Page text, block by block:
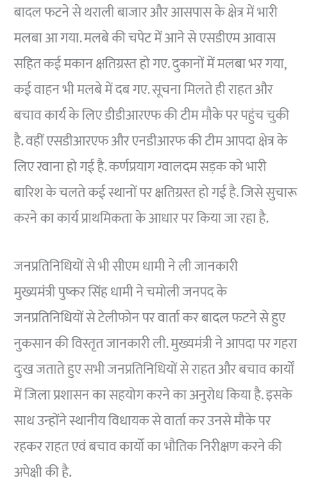
बादल फटने से थराली बाजार और आसपास के क्षेत्र में भारी
मलबा आ गया. मलबे की चपेट में आने से एसडीएम आवास
सहित कई मकान क्षतिग्रस्त हो गए. दुकानों में मलबा भर गया,
कई वाहन भी मलबे में दब गए. सूचना मिलते ही राहत और
बचाव कार्य के लिए डीडीआरएफ की टीम मौके पर पहुंच चुकी
है. वहीं एसडीआरएफ और एनडीआरफ की टीम आपदा क्षेत्र के
लिए रवाना हो गई है. कर्णप्रयाग ग्वालदम सड़क को भारी
बारिश के चलते कई स्थानों पर क्षतिग्रस्त हो गई है. जिसे सुचारू
करने का कार्य प्राथमिकता के आधार पर किया जा रहा है.
जनप्रतिनिधियों से भी सीएम धामी ने ली जानकारी
मुख्यमंत्री पुष्कर सिंह धामी ने चमोली जनपद के
जनप्रतिनिधियों से टेलीफोन पर वार्ता कर बादल फटने से हुए
नुकसान की विस्तृत जानकारी ली. मुख्यमंत्री ने आपदा पर गहरा
दुःख जताते हुए सभी जनप्रतिनिधियों से राहत और बचाव कार्यों
में जिला प्रशासन का सहयोग करने का अनुरोध किया है. इसके
साथ उन्होंने स्थानीय विधायक से वार्ता कर उनसे मौके पर
रहकर राहत एवं बचाव कार्यो का भौतिक निरीक्षण करने की
अपेक्षी की है.